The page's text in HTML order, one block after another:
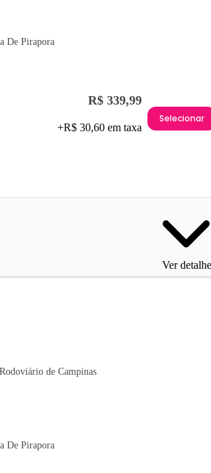
De Pirapora
R$ 339,99
+R$ 30,60 em taxa
Selecionar
Ver
de Campinas
De Pirapora